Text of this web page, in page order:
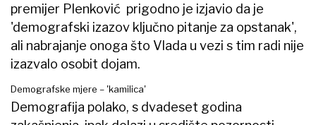
premijer Plenković ​ prigodno je izjavio da je
'demografski izazov ključno pitanje za opstanak',
ali nabrajanje onoga što Vlada u vezi s tim radi nije
izazvalo osobit dojam.
Demografske mjere – 'kamilica'
Demografija polako, s dvadeset godina